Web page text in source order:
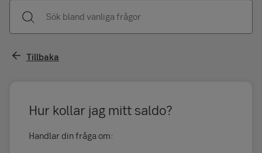
Tillbaka
Hur kollar jag mitt saldo?
Handlar din fråga om: